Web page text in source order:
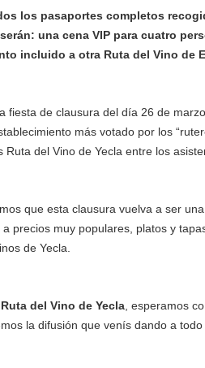
los pasaportes completos
una cena VIP para cuatro
incluido a otra Ruta del Vino de
fiesta de clausura del día 26 de
más votado por los
Ruta del Vino de Yecla entre los
que esta clausura vuelva a ser
a precios muy populares, platos y
de Yecla.
Ruta del Vino de Yecla , esperamos
la difusión que venís dando a